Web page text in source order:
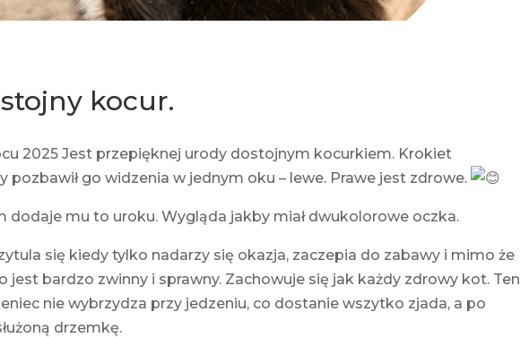
kocur.
2025 Jest przepięknej urody dostojnym kocurkiem. Krokiet
pozbawił go widzenia w jednym oku – lewe. Prawe jest zdrowe.
dodaje mu to uroku. Wygląda jakby miał dwukolorowe oczka.
się kiedy tylko nadarzy się okazja, zaczepia do zabawy i mimo że
jest bardzo zwinny i sprawny. Zachowuje się jak każdy zdrowy kot. Ten
nie wybrzydza przy jedzeniu, co dostanie wszytko zjada, a po
drzemkę.